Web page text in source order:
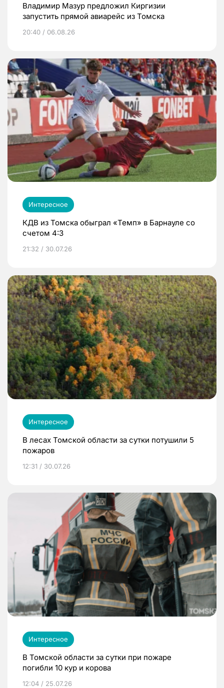
Владимир Мазур предложил Киргизии
запустить прямой авиарейс из Томска
20:40 / 06.08.26
Интересное
КДВ из Томска обыграл «Темп» в Барнауле со
счетом 4:3
21:32 / 30.07.26
Интересное
В лесах Томской области за сутки потушили 5
пожаров
12:31 / 30.07.26
Интересное
В Томской области за сутки при пожаре
погибли 10 кур и корова
12:04 / 25.07.26